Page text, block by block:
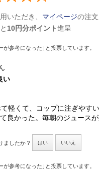
いただき、 マイページの注
10円分ポイント進呈
が参考になった｣と投票しています。
い
軽くて、コップに注ぎやす
良かった。毎朝のジュースが
ましたか？ はい いいえ
参考になった｣と投票しています。